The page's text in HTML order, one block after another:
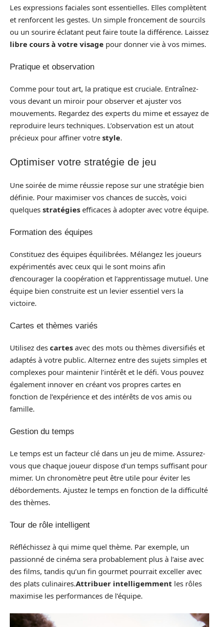
Les expressions faciales sont essentielles. Elles complètent
et renforcent les gestes. Un simple froncement de sourcils
ou un sourire éclatant peut faire toute la différence. Laissez
libre cours à votre visage pour donner vie à vos mimes.
Pratique et observation
Comme pour tout art, la pratique est cruciale. Entraînez-
vous devant un miroir pour observer et ajuster vos
mouvements. Regardez des experts du mime et essayez de
reproduire leurs techniques. L’observation est un atout
précieux pour affiner votre style.
Optimiser votre stratégie de jeu
Une soirée de mime réussie repose sur une stratégie bien
définie. Pour maximiser vos chances de succès, voici
quelques stratégies efficaces à adopter avec votre équipe.
Formation des équipes
Constituez des équipes équilibrées. Mélangez les joueurs
expérimentés avec ceux qui le sont moins afin
d’encourager la coopération et l’apprentissage mutuel. Une
équipe bien construite est un levier essentiel vers la
victoire.
Cartes et thèmes variés
Utilisez des cartes avec des mots ou thèmes diversifiés et
adaptés à votre public. Alternez entre des sujets simples et
complexes pour maintenir l’intérêt et le défi. Vous pouvez
également innover en créant vos propres cartes en
fonction de l’expérience et des intérêts de vos amis ou
famille.
Gestion du temps
Le temps est un facteur clé dans un jeu de mime. Assurez-
vous que chaque joueur dispose d’un temps suffisant pour
mimer. Un chronomètre peut être utile pour éviter les
débordements. Ajustez le temps en fonction de la difficulté
des thèmes.
Tour de rôle intelligent
Réfléchissez à qui mime quel thème. Par exemple, un
passionné de cinéma sera probablement plus à l’aise avec
des films, tandis qu’un fin gourmet pourrait exceller avec
des plats culinaires.Attribuer intelligemment les rôles
maximise les performances de l’équipe.